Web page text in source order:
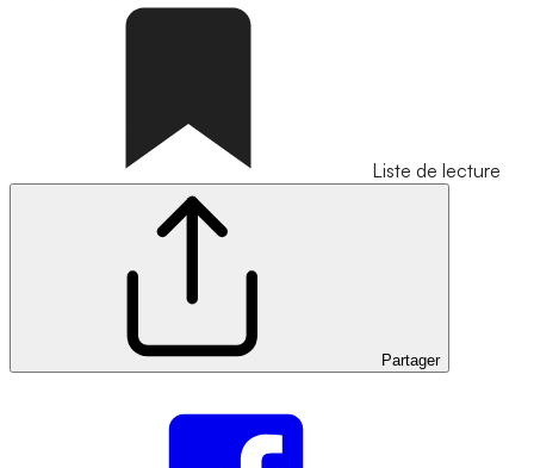
Liste de lecture
Partager